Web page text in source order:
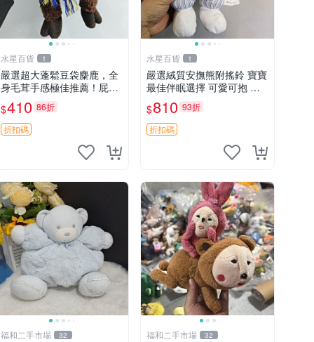
水星百貨 1
嚴選超大蓬鬆豆袋麋鹿，全
身毛茸手感極佳推薦！屁股
與四肢填充均勻，適合收藏
與孩童共賞。 麋鹿 豆袋 毛
茸玩具
$410 86折
折扣碼
水星百貨 1
嚴選絨質安撫熊附搖鈴 寶寶
最佳伴眠選擇 可愛可抱 絨
毛玩具 安撫熊 嬰兒用
$810 93折
折扣碼
福和二手市場 32 福和二手市場 32